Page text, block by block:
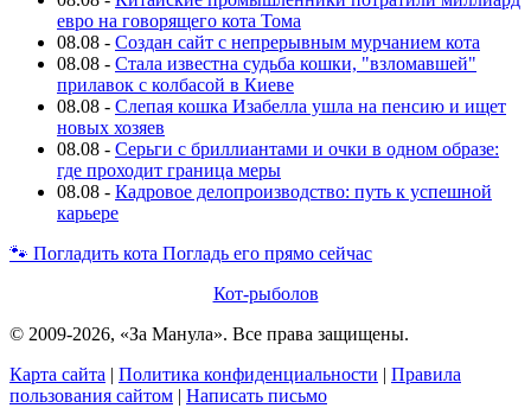
евро на говорящего кота Тома
08.08 - Создан сайт с непрерывным мурчанием кота
08.08 - Стала известна судьба кошки, "взломавшей"
прилавок с колбасой в Киеве
08.08 - Слепая кошка Изабелла ушла на пенсию и ищет
новых хозяев
08.08 - Серьги с бриллиантами и очки в одном образе:
где проходит граница меры
08.08 - Кадровое делопроизводство: путь к успешной
карьере
🐾 Погладить кота Погладь его прямо сейчас
Кот-рыболов
© 2009-2026, «За Манула». Все права защищены.
Карта сайта | Политика конфиденциальности | Правила
пользования сайтом | Написать письмо